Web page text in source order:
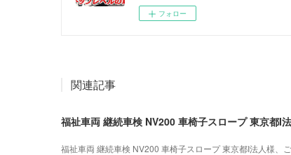
フォロー
関連記事
福祉車両 継続車検 NV200 車椅子スロープ 東京都I
福祉車両 継続車検 NV200 車椅子スロープ 東京都I法人様、